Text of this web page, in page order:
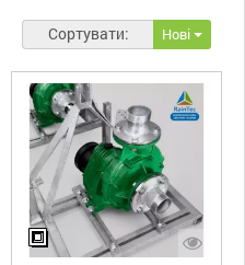
Сортувати: Нові